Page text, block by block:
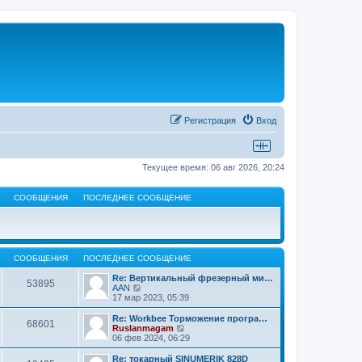
Вход
Регистрация
Текущее время: 06 авг 2026, 20:24
СООБЩЕНИЯ ПОСЛЕДНЕЕ СООБЩЕНИЕ
СООБЩЕНИЯ ПОСЛЕДНЕЕ СООБЩЕНИЕ
53895
Re: Вертикальный фрезерный ми…
AAN
е
р
е
й
т
17 мар 2023, 05:39
68601
Re: Workbee Торможение програ…
Ruslanmagam
е
р
е
06 фев 2024, 06:29
Re: токарный SINUMERIK 828D